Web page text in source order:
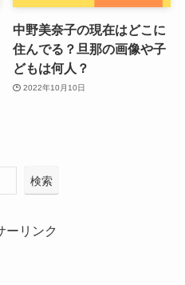
中野美奈子の現在はどこに
住んでる？旦那の画像や子
どもは何人？
2022年10月10日
検索
ーリンク